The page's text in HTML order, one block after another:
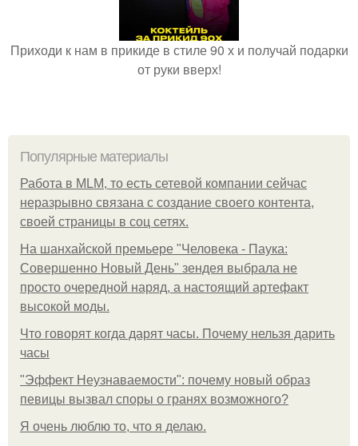
Приходи к нам в прикиде в стиле 90 х и получай подарки
от руки вверх!
Популярные материалы
Работа в MLM, то есть сетевой компании сейчас
неразрывно связана с создание своего контента,
своей страницы в соц сетях.
На шанхайской премьере "Человека - Паука:
Совершенно Новый День" зендея выбрала не
просто очередной наряд, а настоящий артефакт
высокой моды.
Что говорят когда дарят часы. Почему нельзя дарить
часы
"Эффект Неузнаваемости": почему новый образ
певицы вызвал споры о гранях возможного?
Я очень люблю то, что я делаю.